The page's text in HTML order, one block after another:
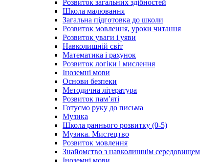
Розвиток загальних здібностей
Школа малювання
Загальна підготовка до школи
Розвиток мовлення, уроки читання
Розвиток уваги і уяви
Навколишній світ
Математика і рахунок
Розвиток логіки і мислення
Іноземні мови
Основи безпеки
Методична література
Розвиток пам’яті
Готуємо руку до письма
Музика
Школа раннього розвитку (0-5)
Музика. Мистецтво
Розвиток мовлення
Знайомство з навколишнім середовищем
Іноземні мови